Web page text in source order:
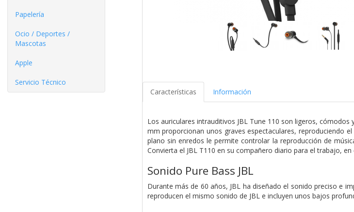
Papelería
Ocio / Deportes /
Mascotas
Apple
Servicio Técnico
Características Información
Los auriculares intrauditivos JBL Tune 110 son ligeros,
mm proporcionan unos graves espectaculares, reproduciendo
plano sin enredos le permite controlar la reproducción de
Convierta el JBL T110 en su compañero diario para el trabajo,
Sonido Pure Bass JBL
Durante más de 60 años, JBL ha diseñado el sonido preciso e
reproducen el mismo sonido de JBL e incluyen unos bajos